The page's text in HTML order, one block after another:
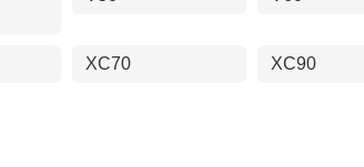
XC70 XC90